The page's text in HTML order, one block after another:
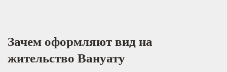
Зачем оформляют вид на
жительство Вануату